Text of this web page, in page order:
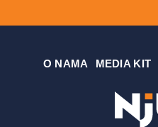
О NAMA MEDIA KIT